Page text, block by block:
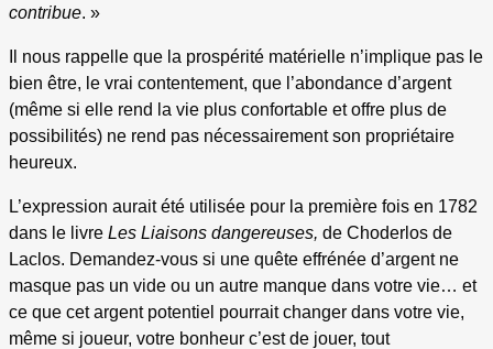
contribue. »
Il nous rappelle que la prospérité matérielle n’implique pas le
bien être, le vrai contentement, que l’abondance d’argent
(même si elle rend la vie plus confortable et offre plus de
possibilités) ne rend pas nécessairement son propriétaire
heureux.
L’expression aurait été utilisée pour la première fois en 1782
dans le livre Les Liaisons dangereuses, de Choderlos de
Laclos. Demandez-vous si une quête effrénée d’argent ne
masque pas un vide ou un autre manque dans votre vie… et
ce que cet argent potentiel pourrait changer dans votre vie,
même si joueur, votre bonheur c’est de jouer, tout